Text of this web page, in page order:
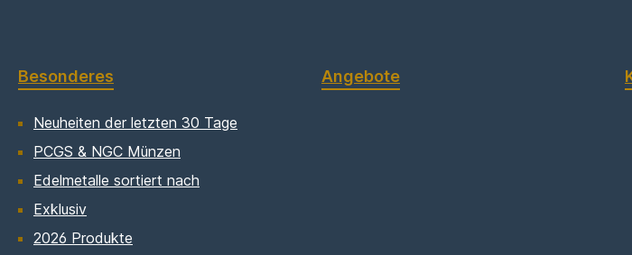
Besonderes
Neuheiten der letzten 30 Tage
PCGS & NGC Münzen
Edelmetalle sortiert nach
Exklusiv
2026 Produkte
Angebote